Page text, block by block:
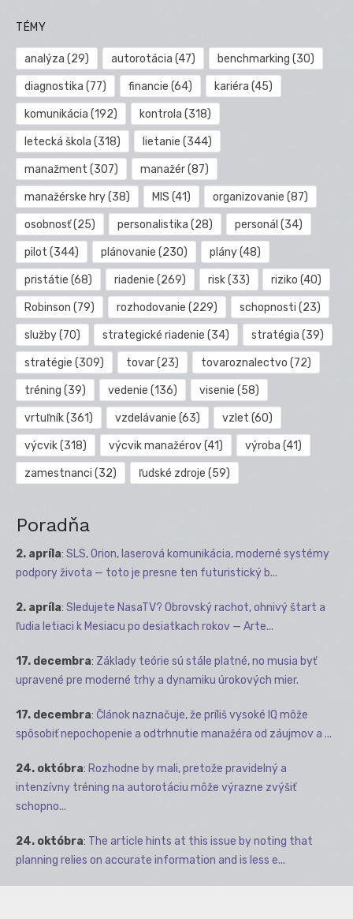
TÉMY
analýza (29) autorotácia (47) benchmarking (30)
diagnostika (77) financie (64) kariéra (45)
komunikácia (192) kontrola (318)
letecká škola (318) lietanie (344)
manažment (307) manažér(87)
manažérske hry(38) MIS (41) organizovanie (87)
osobnosť(25) personalistika (28) personál (34)
pilot (344) plánovanie (230) plány(48)
pristátie (68) riadenie (269) risk(33) riziko (40)
Robinson (79) rozhodovanie (229) schopnosti (23)
služby(70) strategické riadenie (34) stratégia (39)
stratégie (309) tovar(23) tovaroznalectvo (72)
tréning (39) vedenie (136) visenie (58)
vrtuľník(361) vzdelávanie (63) vzlet (60)
výcvik(318) výcvik manažérov(41) výroba (41)
zamestnanci (32) ľudské zdroje (59)
Poradňa
2. apríla: SLS, Orion, laserová komunikácia, moderné systémy
podpory života — toto je presne ten futuristický b...
2. apríla: Sledujete NasaTV? Obrovský rachot, ohnivý štart a
ľudia letiaci k Mesiacu po desiatkach rokov — Arte...
17. decembra: Základy teórie sú stále platné, no musia byť
upravené pre moderné trhy a dynamiku úrokových mier.
17. decembra: Článok naznačuje, že príliš vysoké IQ môže
spôsobiť nepochopenie a odtrhnutie manažéra od záujmov a ...
24. októbra: Rozhodne by mali, pretože pravidelný a
intenzívny tréning na autorotáciu môže výrazne zvýšiť
schopno...
24. októbra: The article hints at this issue by noting that
planning relies on accurate information and is less e...